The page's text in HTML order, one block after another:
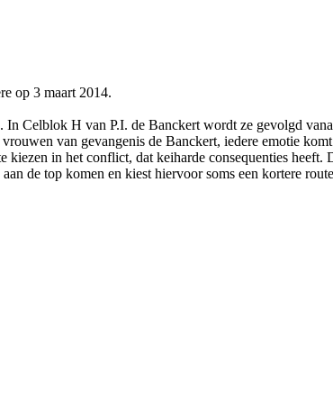
op 3 maart 2014.
Celblok H van P.I. de Banckert wordt ze gevolgd
van gevangenis de Banckert, iedere emotie
in het conflict, dat keiharde consequenties heeft.
de top komen en kiest hiervoor soms een kortere route